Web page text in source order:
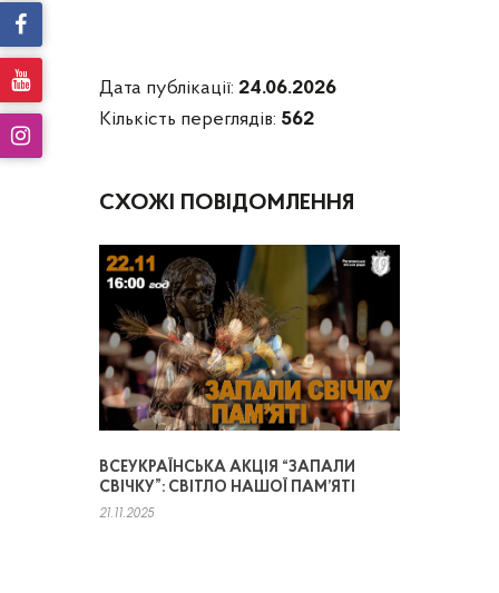
Дата публікації: 24.06.2026
Кількість переглядів: 562
СХОЖІ ПОВІДОМЛЕННЯ
ВСЕУКРАЇНСЬКА АКЦІЯ “ЗАПАЛИ
СВІЧКУ”: СВІТЛО НАШОЇ ПАМ’ЯТІ
21.11.2025